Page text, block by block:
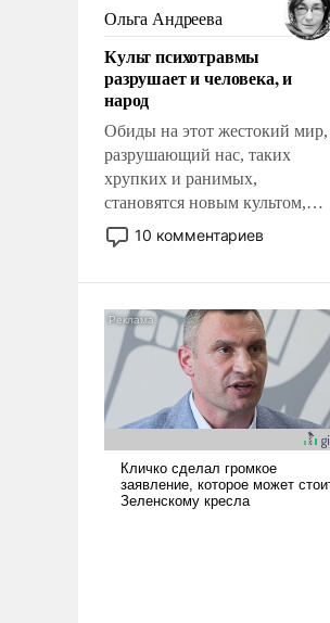
и ее реализация радикально
поднимет наши боевые
возможности.
Ольга Андреева
Культ психотравмы
разрушает и человека, и
народ
Обиды на этот жестокий мир,
разрушающий нас, таких
хрупких и ранимых,
становятся новым культом,
постепенно вытесняя и
отменяя традиционное
ударами судьбы, брать на себя
ответственность, помогать
слабым, идти вперед и
адаптироваться.
10 комментариев